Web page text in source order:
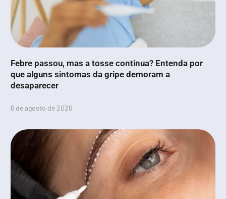
Febre passou, mas a tosse continua? Entenda por
que alguns sintomas da gripe demoram a
desaparecer
6 de agosto de 2026